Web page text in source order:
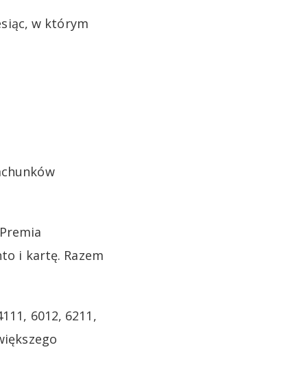
w którym
i kartę. Razem
6012, 6211,